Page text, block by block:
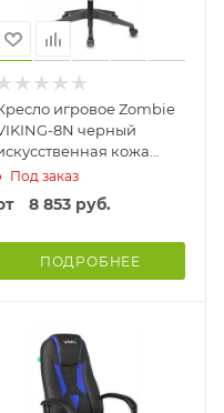
игровое Zombie
8N черный
кожа
пластик
Под заказ
8 853 руб.
ПОДРОБНЕЕ